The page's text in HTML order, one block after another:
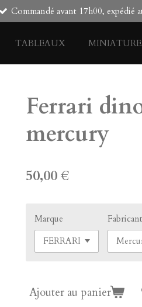
Commandé avant 17h00, expédié
TABLEAUX
Ferrari
mercury
50,00 €
Marque
Ajouter au panier